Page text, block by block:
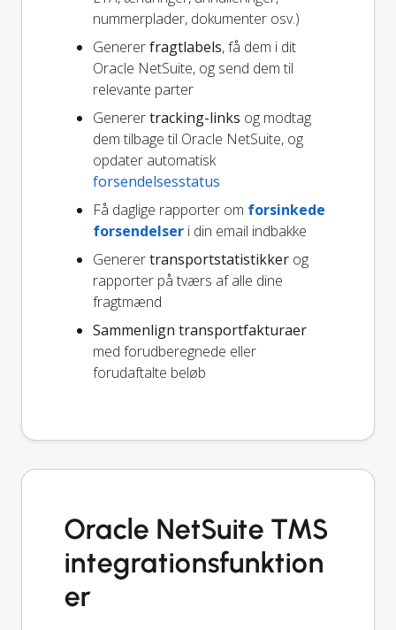
nummerplader, dokumenter osv.)
Genererfragtlabels, få dem i dit
Oracle NetSuite, og send dem til
relevante parter
Generertracking-links og modtag
dem tilbage til Oracle NetSuite, og
opdater automatisk
forsendelsesstatus
Få daglige rapporter om forsinkede
forsendelser i din email indbakke
Generertransportstatistikker og
rapporter på tværs af alle dine
fragtmænd
Sammenlign transportfakturaer
med forudberegnede eller
forudaftalte beløb
Oracle NetSuite TMS
integrationsfunktion
er